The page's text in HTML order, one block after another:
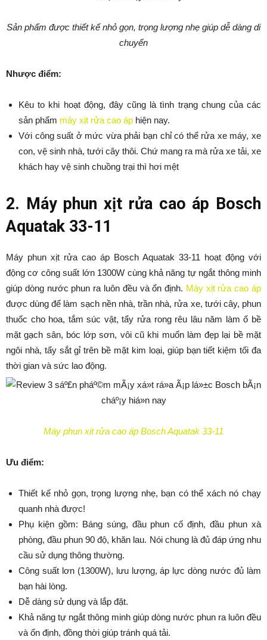
Sản phẩm được thiết kế nhỏ gọn, trọng lượng nhẹ giúp dễ dàng di
chuyển
Nhược điểm:
Kêu to khi hoạt động, đây cũng là tình trạng chung của các
sản phẩm máy xịt rửa cao áp hiện nay.
Với công suất ở mức vừa phải bạn chỉ có thể rửa xe máy, xe
con, vệ sinh nhà, tưới cây thôi. Chứ mang ra mà rửa xe tải, xe
khách hay vệ sinh chuồng trại thì hơi mệt
2. Máy phun xịt rửa cao áp Bosch
Aquatak 33-11
Máy phun xịt rửa cao áp Bosch Aquatak 33-11 hoạt động với
động cơ công suất lớn 1300W cùng khả năng tự ngắt thông minh
giúp dòng nước phun ra luôn đều và ổn định. Máy xịt rửa cao áp
được dùng để làm sạch nền nhà, trần nhà, rửa xe, tưới cây, phun
thuốc cho hoa, tắm súc vật, tẩy rửa rong rêu lâu năm làm ố bề
mặt gạch sân, bóc lớp sơn, vôi cũ khi muốn làm đẹp lại bề mặt
ngôi nhà, tẩy sắt gỉ trên bề mặt kim loại, giúp bạn tiết kiệm tối đa
thời gian và sức lao động.
Máy phun xịt rửa cao áp Bosch Aquatak 33-11
Ưu điểm:
Thiết kế nhỏ gọn, trọng lượng nhẹ, bạn có thể xách nó chạy
quanh nhà được!
Phụ kiện gồm: Báng súng, đầu phun cố định, đầu phun xà
phòng, đầu phun 90 độ, khăn lau. Nói chung là đủ đáp ứng nhu
cầu sử dụng thông thường.
Công suất lơn (1300W), lưu lượng, áp lực dòng nước đủ làm
bạn hài lòng.
Dễ dàng sử dụng và lắp đặt.
Khả năng tự ngắt thông minh giúp dòng nước phun ra luôn đều
và ổn định, đồng thời giúp tránh quá tải.